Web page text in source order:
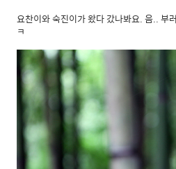
요찬이와 숙진이가 왔다 갔나봐요. 음.. 부
ㅋ